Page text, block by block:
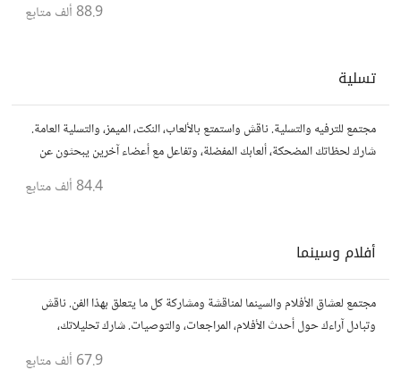
88.9 ألف متابع
تسلية
مجتمع للترفيه والتسلية. ناقش واستمتع بالألعاب، النكت، الميمز، والتسلية العامة.
شارك لحظاتك المضحكة، ألعابك المفضلة، وتفاعل مع أعضاء آخرين يبحثون عن
84.4 ألف متابع
أفلام وسينما
مجتمع لعشاق الأفلام والسينما لمناقشة ومشاركة كل ما يتعلق بهذا الفن. ناقش
وتبادل آراءك حول أحدث الأفلام، المراجعات، والتوصيات. شارك تحليلاتك،
قصصك، واستمتع بنقاشات حول الأفلام والمخرجين والسيناريوهات.
67.9 ألف متابع